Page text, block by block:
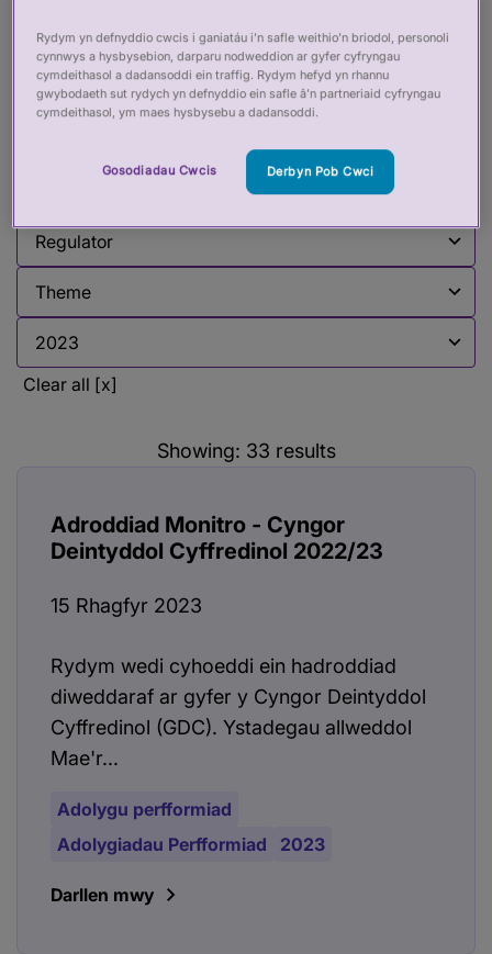
amrywiaeth o faterion rheoleiddio iechyd a gofal.
Mae hwn yn cael ei ddiweddaru'n rheolaidd.
Filter by
Clear all [x]
Showing: 33 results
Adroddiad Monitro - Cyngor
Deintyddol Cyffredinol 2022/23
15 Rhagfyr 2023
Rydym wedi cyhoeddi ein hadroddiad
diweddaraf ar gyfer y Cyngor Deintyddol
Cyffredinol (GDC). Ystadegau allweddol
Mae'r...
Adolygu perfformiad
Adolygiadau Perfformiad
2023
Darllen mwy
Rydym yn defnyddio cwcis i ganiatáu i’n safle weithio’n briodol, personoli
cynnwys a hysbysebion, darparu nodweddion ar gyfer cyfryngau
cymdeithasol a dadansoddi ein traffig. Rydym hefyd yn rhannu
gwybodaeth sut rydych yn defnyddio ein safle â’n partneriaid cyfryngau
cymdeithasol, ym maes hysbysebu a dadansoddi.
Gosodiadau Cwcis Derbyn Pob Cwci